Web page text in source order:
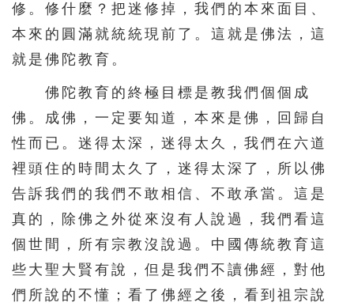
241 242 243 244 245
246 247 248 249 250
256 257 258 259 260
266 267 268 269 270
271 272 273 274 275
276 277 278 279 280
281 282 283 284 285
修。修什麼？把迷修掉，我們的本來面目、
本來的圓滿就統統現前了。這就是佛法，這
就是佛陀教育。
佛陀教育的終極目標是教我們個個成
佛。成佛，一定要知道，本來是佛，回歸自
性而已。迷得太深，迷得太久，我們在六道
裡頭住的時間太久了，迷得太深了，所以佛
告訴我們的我們不敢相信、不敢承當。這是
真的，除佛之外從來沒有人說過，我們看這
個世間，所有宗教沒說過。中國傳統教育這
些大聖大賢有說，但是我們不讀佛經，對他
們所說的不懂；看了佛經之後，看到祖宗說